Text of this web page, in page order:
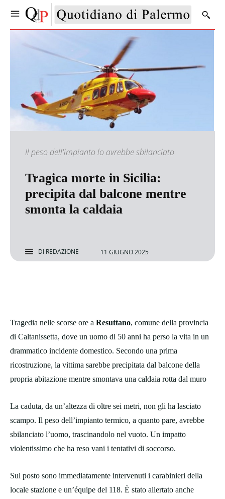
Il peso dell'impianto lo avrebbe sbilanciato
Tragica morte in Sicilia:
precipita dal balcone mentre
smonta la caldaia
DI REDAZIONE 11 GIUGNO 2025
Tragedia nelle scorse ore a Resuttano, comune della provincia
di Caltanissetta, dove un uomo di 50 anni ha perso la vita in un
drammatico incidente domestico. Secondo una prima
ricostruzione, la vittima sarebbe precipitata dal balcone della
propria abitazione mentre smontava una caldaia rotta dal muro
La caduta, da un’altezza di oltre sei metri, non gli ha lasciato
scampo. Il peso dell’impianto termico, a quanto pare, avrebbe
sbilanciato l’uomo, trascinandolo nel vuoto. Un impatto
violentissimo che ha reso vani i tentativi di soccorso.
Sul posto sono immediatamente intervenuti i carabinieri della
locale stazione e un’équipe del 118. È stato allertato anche